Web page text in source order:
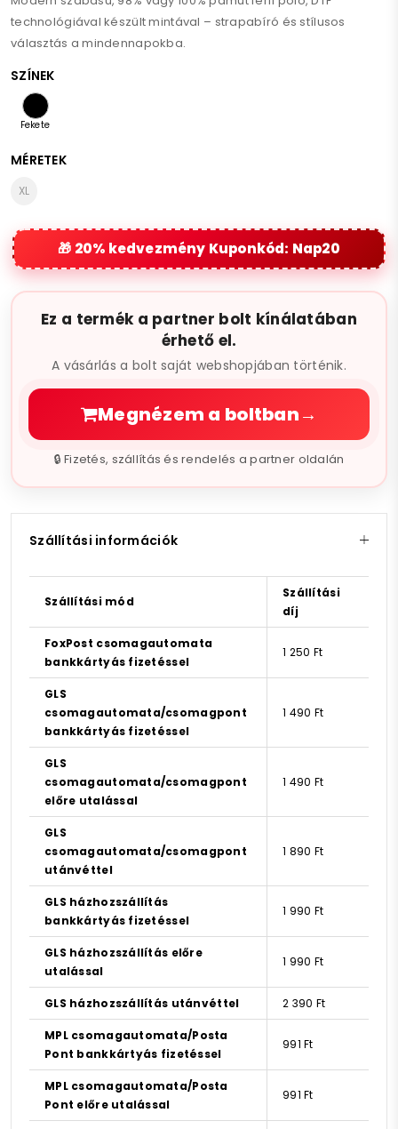
technológiával készült mintával – strapabíró és stílusos
választás a mindennapokba.
SZÍNEK
Fekete
MÉRETEK
XL
20% kedvezmény Kuponkód: Nap20
Ez a termék a partner bolt kínálatában
érhető el.
A vásárlás a bolt saját webshopjában történik.
Megnézem a boltban→
🔒 Fizetés, szállítás és rendelés a partner oldalán
Szállítási információk
Szállítási mód
Szállítási
díj
FoxPost csomagautomata
bankkártyás fizetéssel
1 250 Ft
GLS
csomagautomata/csomagpont
bankkártyás fizetéssel
1 490 Ft
GLS
csomagautomata/csomagpont
előre utalással
1 490 Ft
GLS
csomagautomata/csomagpont
utánvéttel
1 890 Ft
GLS házhozszállítás
bankkártyás fizetéssel
1 990 Ft
GLS házhozszállítás előre
utalással
1 990 Ft
GLS házhozszállítás utánvéttel 2 390 Ft
MPL csomagautomata/Posta
Pont bankkártyás fizetéssel
991 Ft
MPL csomagautomata/Posta
Pont előre utalással
991 Ft